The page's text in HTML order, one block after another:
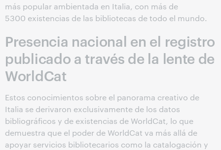
más popular ambientada en Italia, con más de
5300 existencias de las bibliotecas de todo el mundo.
Presencia nacional en el registro
publicado a través de la lente de
WorldCat
Estos conocimientos sobre el panorama creativo de
Italia se derivaron exclusivamente de los datos
bibliográficos y de existencias de WorldCat, lo que
demuestra que el poder de WorldCat va más allá de
apoyar servicios bibliotecarios como la catalogación y